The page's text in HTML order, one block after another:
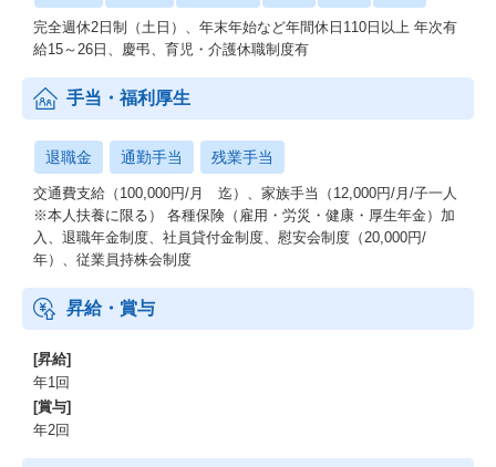
完全週休2日制（土日）、年末年始など年間休日110日以上 年次有
給15～26日、慶弔、育児・介護休職制度有
手当・福利厚生
退職金 通勤手当 残業手当
交通費支給（100,000円/月 迄）、家族手当（12,000円/月/子一人
※本人扶養に限る） 各種保険（雇用・労災・健康・厚生年金）加
入、退職年金制度、社員貸付金制度、慰安会制度（20,000円/
年）、従業員持株会制度
昇給・賞与
[昇給]
年1回
[賞与]
年2回